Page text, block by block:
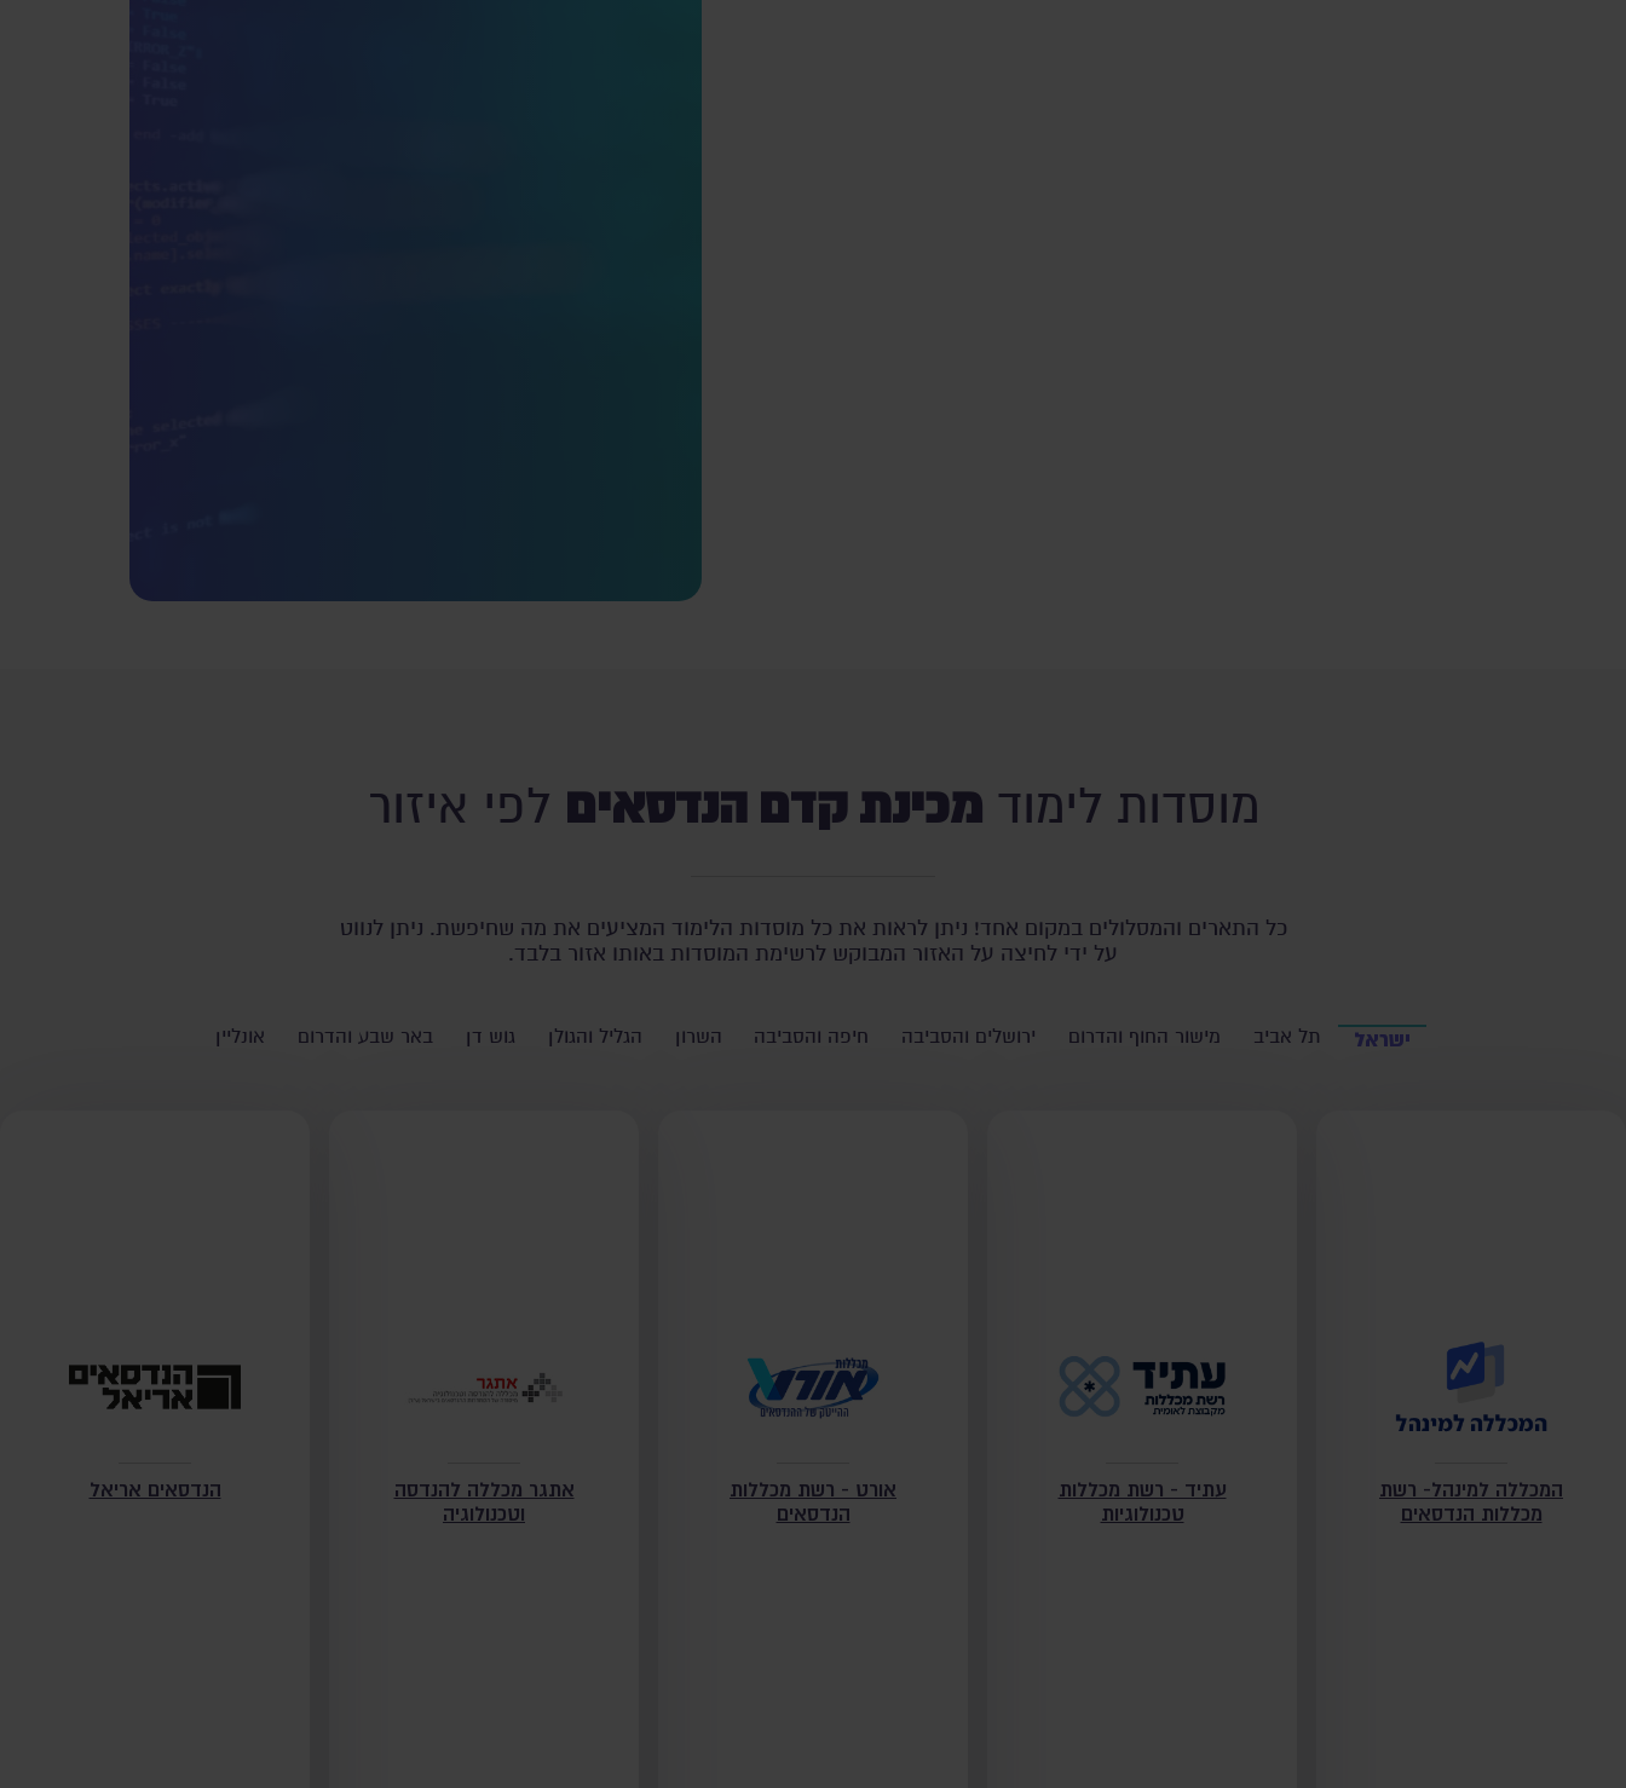
מוסדות לימודמכינת קדם הנדסאים לפי איזור
כל התארים והמסלולים במקום אחד! ניתן לראות את כל מוסדות הלימוד המציעים את מה שחיפשת. ניתן לנווט
על ידי לחיצה על האזור המבוקש לרשימת המוסדות באותו אזור בלבד.
אונליין באר שבע והדרום גוש דן הגליל והגולן השרון חיפה והסביבה ירושלים והסביבה מישור החוף והדרום תל אביב ישראל
המכללה למינהל- רשת
מכללות הנדסאים
עתיד - רשת מכללות
טכנולוגיות
אורט - רשת מכללות
הנדסאים
אתגר מכללה להנדסה
וטכנולוגיה
הנדסאים אריאל